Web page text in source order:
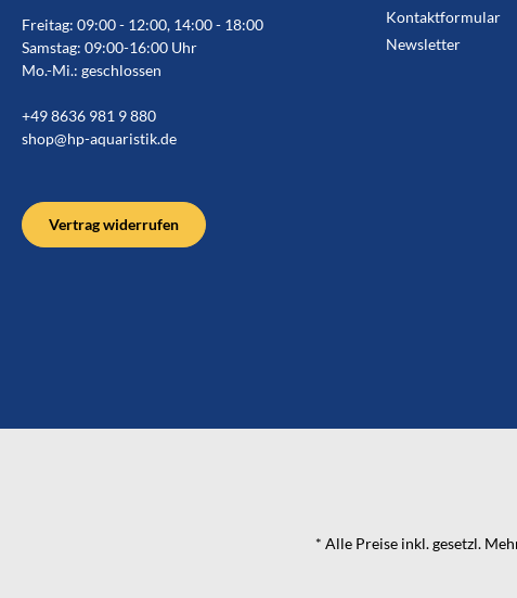
Freitag: 09:00 - 12:00, 14:00 - 18:00
Samstag: 09:00-16:00 Uhr
Mo.-Mi.: geschlossen
+49 8636 981 9 880
shop@hp-aquaristik.de
Vertrag widerrufen
Kontaktformular
Newsletter
* Alle Preise inkl. gesetzl.